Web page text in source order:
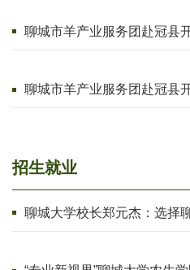
聊城市羊产业服务团赴冠县
务 助力肉羊产业提质增效
聊城市羊产业服务团赴冠县
导与服务
招生就业
聊城大学校长郑元杰：选择
发